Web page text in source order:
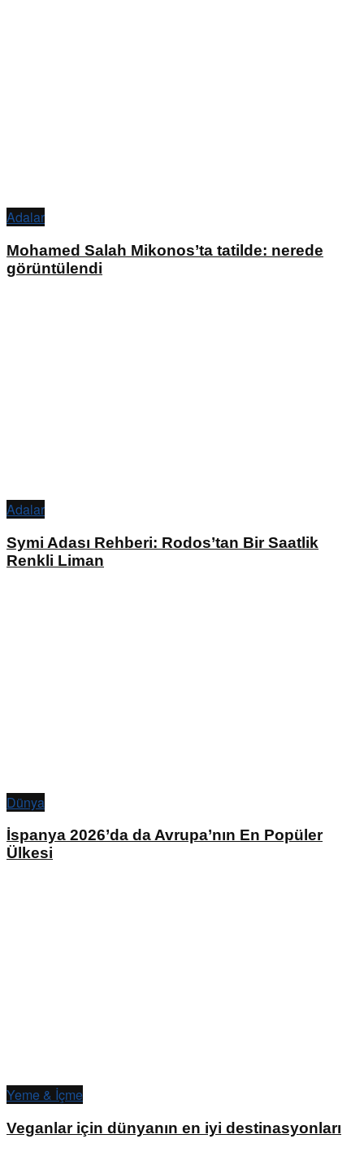
Adalar
Mohamed Salah Mikonos’ta tatilde: nerede
görüntülendi
Adalar
Symi Adası Rehberi: Rodos’tan Bir Saatlik
Renkli Liman
Dünya
İspanya 2026’da da Avrupa’nın En Popüler
Ülkesi
Yeme & İçme
Veganlar için dünyanın en iyi destinasyonları